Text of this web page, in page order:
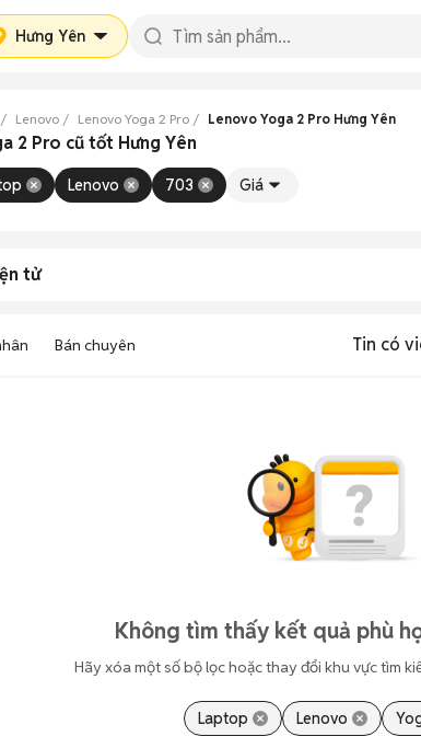
Hưng Yên
Lenovo Lenovo Yoga 2 Pro Lenovo Yoga 2 Pro Hưng Yên
2 Pro cũ tốt Hưng Yên
Lenovo 703 Giá
tử
Bán chuyên Tin có
Không tìm thấy kết quả phù
Hãy xóa một số bộ lọc hoặc thay đổi khu vực tìm
Laptop Lenovo